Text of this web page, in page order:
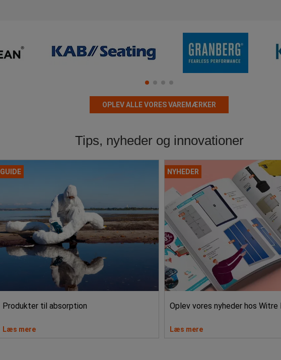
OPLEV ALLE VORES VAREMÆRKER
Tips, nyheder og innovationer
GUIDE
Produkter til absorption
Læs mere
NYHEDER
Oplev vores nyheder hos Witre
Læs mere